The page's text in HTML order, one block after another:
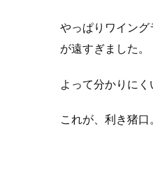
やっぱりワイン
が遠すぎました。
よって分かりに
これが、利き猪